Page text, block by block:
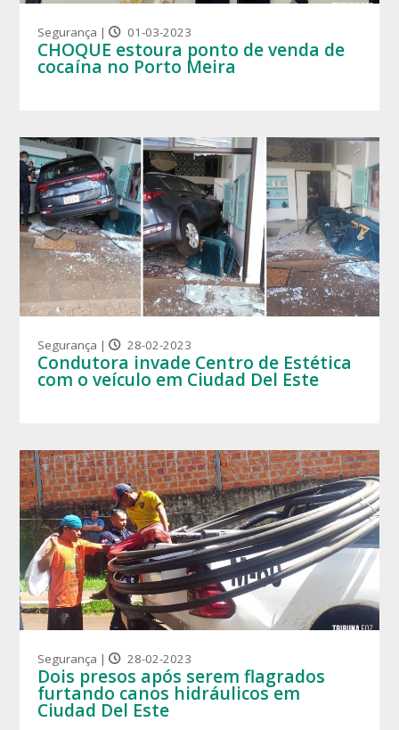
Segurança | 01-03-2023
CHOQUE estoura ponto de venda de
cocaína no Porto Meira
Segurança | 28-02-2023
Condutora invade Centro de Estética
com o veículo em Ciudad Del Este
Segurança | 28-02-2023
Dois presos após serem flagrados
furtando canos hidráulicos em
Ciudad Del Este